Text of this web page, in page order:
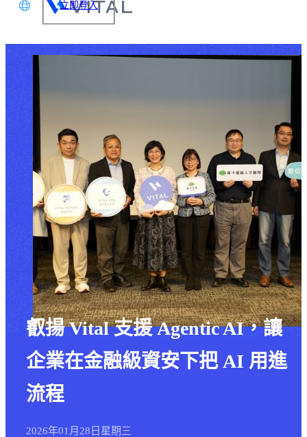
語
中文
立即登入
叡揚 Vital 支援 Agentic AI，讓
企業在金融級資安下把 AI 用進
流程
2026年01月 28日 星期三